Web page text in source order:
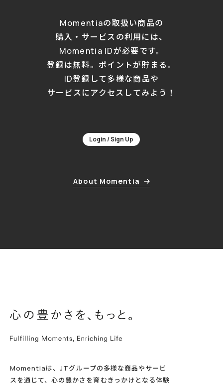
Momentiaの取扱い商品の
購入・サービスの利用には、
Momentia IDが必要です。
登録は無料。ポイントが貯まる。
ID登録して多様な商品や
サービスにアクセスしてみよう！
Login / Sign Up
About Momentia
Momentiaは、JTグループの多様な商品やサービ
スを通じて、心の豊かさを育むきっかけとなる体験